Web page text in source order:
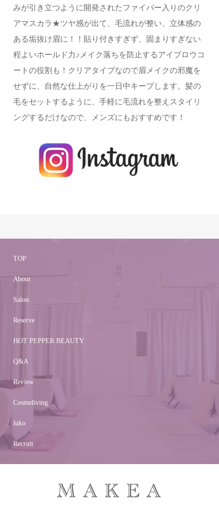
みが引き立つように開発されたファイバー入りのクリ
アマスカラ★ツヤ感が出て、毛流れが整い、立体感の
ある垢抜け眉に！！貼り付きすぎず、固まりすぎない
程よいホールド力♪メイク落ちを防止するアイブロウコ
ートの役割も！クリアタイプなので眉メイクの邪魔を
せずに、自然な仕上がりを一日中キープします。髪の
毛をセットするように、手軽に毛流れを整えスタイリ
ングするだけなので、メンズにもおすすめです！
TOP
About
Salon
Reserve
HOT PEPPER BEAUTY
Q&A
Review
Cosmeliving
luko
Recruit